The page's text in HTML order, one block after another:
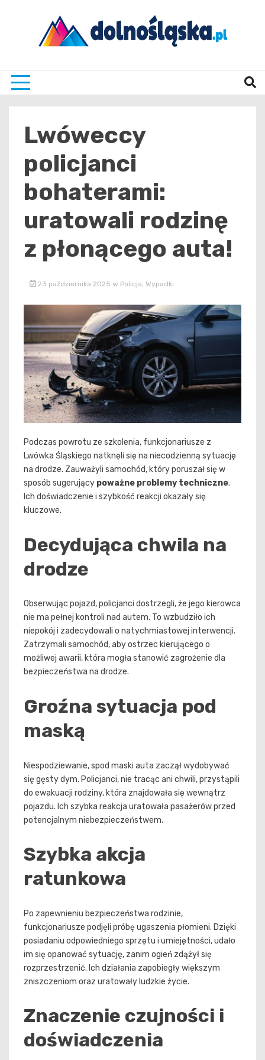
Lwóweccy
policjanci
bohaterami:
uratowali rodzinę
z płonącego auta!
23 października 2025 w Policja Wypadki
Podczas powrotu ze szkolenia, funkcjonariusze z
Lwówka Śląskiego natknęli się na niecodzienną sytuację
na drodze. Zauważyli samochód, który poruszał się w
sposób sugerujący poważne problemy techniczne.
Ich doświadczenie i szybkość reakcji okazały się
kluczowe.
Decydująca chwila na
drodze
Obserwując pojazd, policjanci dostrzegli, że jego kierowca
nie ma pełnej kontroli nad autem. To wzbudziło ich
niepokój i zadecydowali o natychmiastowej interwencji.
Zatrzymali samochód, aby ostrzec kierującego o
możliwej awarii, która mogła stanowić zagrożenie dla
bezpieczeństwa na drodze.
Groźna sytuacja pod
maską
Niespodziewanie, spod maski auta zaczął wydobywać
się gęsty dym. Policjanci, nie tracąc ani chwili, przystąpili
do ewakuacji rodziny, która znajdowała się wewnątrz
pojazdu. Ich szybka reakcja uratowała pasażerów przed
potencjalnym niebezpieczeństwem.
Szybka akcja
ratunkowa
Po zapewnieniu bezpieczeństwa rodzinie,
funkcjonariusze podjęli próbę ugaszenia płomieni. Dzięki
posiadaniu odpowiedniego sprzętu i umiejętności, udało
im się opanować sytuację, zanim ogień zdążył się
rozprzestrzenić. Ich działania zapobiegły większym
zniszczeniom oraz uratowały ludzkie życie.
Znaczenie czujności i
doświadczenia